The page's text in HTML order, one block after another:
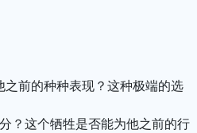
前的种种表现？这种极端的选
？这个牺牲是否能为他之前的行